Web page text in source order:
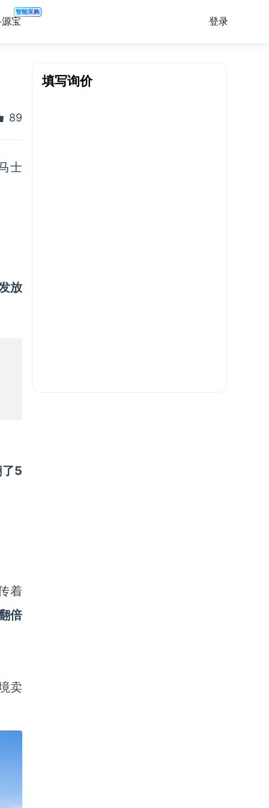
宝
智能采购
登录
89
士
放
5
着
倍
卖
填写询价